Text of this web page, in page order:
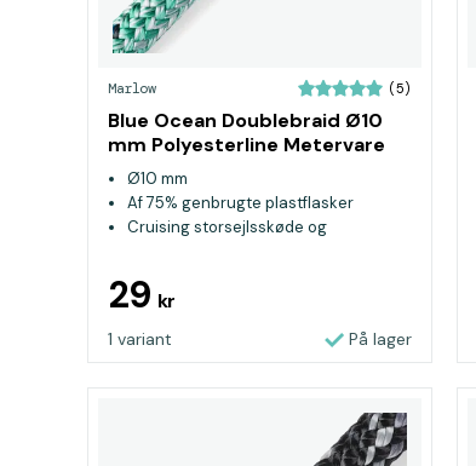
Marlow (5)
Blue Ocean Doublebraid Ø10
mm Polyesterline Metervare
Grøn
Ø10 mm
Af 75% genbrugte plastflasker
Cruising storsejlsskøde og
29 kr
1 variant På lager